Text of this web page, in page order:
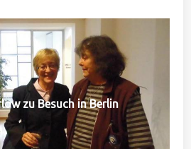
zu Besuch in Berlin